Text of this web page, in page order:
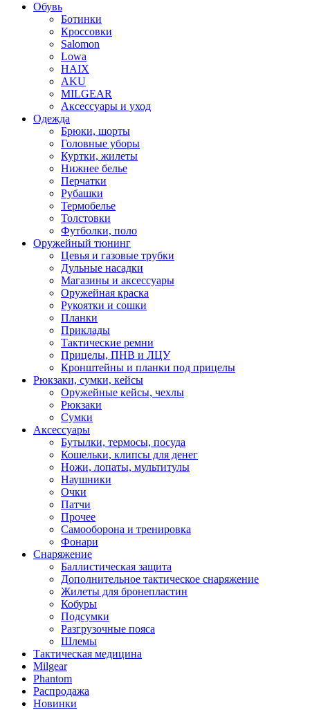
Обувь
Ботинки
Кроссовки
Salomon
Lowa
HAIX
AKU
MILGEAR
Аксессуары и уход
Одежда
Брюки, шорты
Головные уборы
Куртки, жилеты
Нижнее белье
Перчатки
Рубашки
Термобелье
Толстовки
Футболки, поло
Оружейный тюнинг
Цевья и газовые трубки
Дульные насадки
Магазины и аксессуары
Оружейная краска
Рукоятки и сошки
Планки
Приклады
Тактические ремни
Прицелы, ПНВ и ЛЦУ
Кронштейны и планки под прицелы
Рюкзаки, сумки, кейсы
Оружейные кейсы, чехлы
Рюкзаки
Сумки
Аксессуары
Бутылки, термосы, посуда
Кошельки, клипсы для денег
Ножи, лопаты, мультитулы
Наушники
Очки
Патчи
Прочее
Самооборона и тренировка
Фонари
Снаряжение
Баллистическая защита
Дополнительное тактическое снаряжение
Жилеты для бронепластин
Кобуры
Подсумки
Разгрузочные пояса
Шлемы
Тактическая медицина
Milgear
Phantom
Распродажа
Новинки